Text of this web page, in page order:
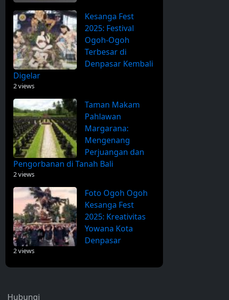
Kesanga Fest
2025: Festival
Ogoh-Ogoh
Terbesar di
Denpasar Kembali
Digelar
2 views
Taman Makam
Pahlawan
Margarana:
Mengenang
Perjuangan dan
Pengorbanan di Tanah Bali
2 views
Foto Ogoh Ogoh
Kesanga Fest
2025: Kreativitas
Yowana Kota
Denpasar
2 views
Hubungi